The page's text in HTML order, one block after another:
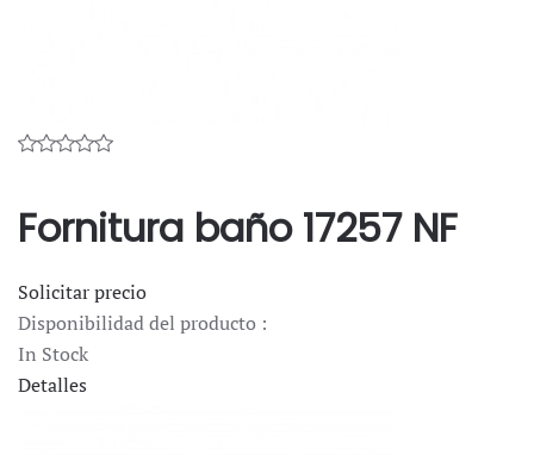
Fornitura baño 17257 NF
Solicitar precio
Disponibilidad del producto :
In Stock
Detalles